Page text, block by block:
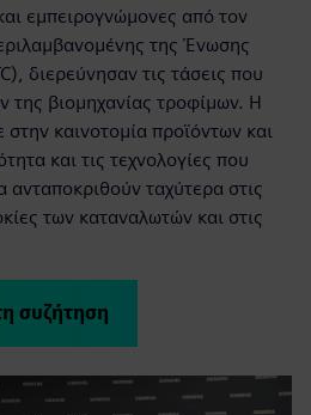
εμπειρογνώμονες από τον
της Ένωσης
διερεύνησαν τις τάσεις που
της βιομηχανίας τροφίμων. Η
καινοτομία προϊόντων και
και τις τεχνολογίες που
ανταποκριθούν ταχύτερα στις
των καταναλωτών και στις
συζήτηση